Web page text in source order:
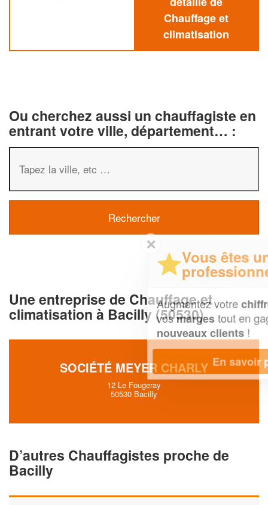
Chauffage et
climatisation
Ou cherchez aussi un chauffagiste en
entrant votre ville, département… :
Une entreprise de Chauffage et
climatisation à Bacilly (50530)
SOCIÉTÉ MEYER CHARLY
12 Le Fougeray
50530 Bacilly
D’autres Chauffagistes proche de
Bacilly
Vous êtes un
professionnel ?
Augmentez votrechiffre d'affaireset
vos margestout en gagnant de
nouveaux clients!
En savoir plus